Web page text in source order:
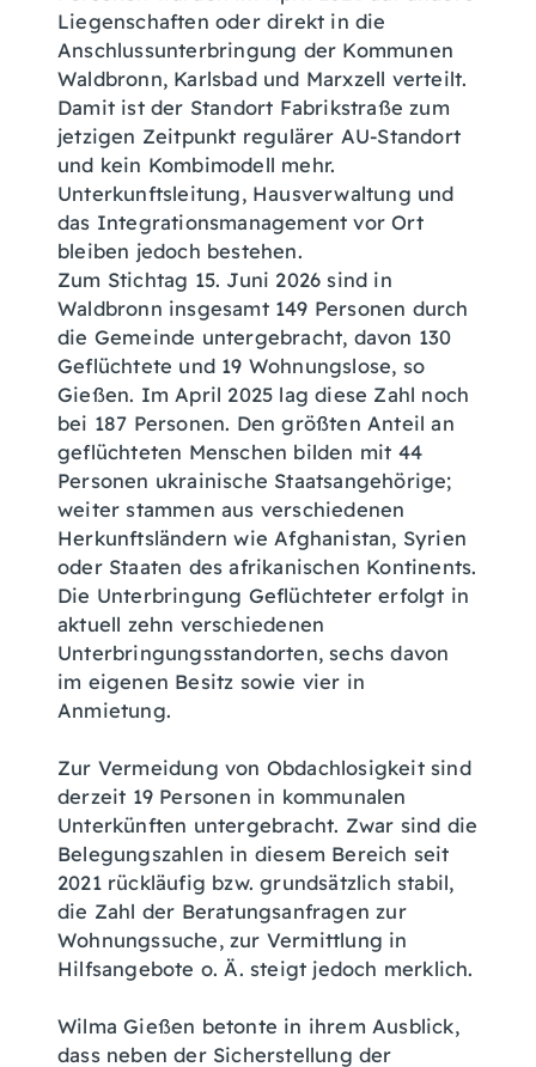
Liegenschaften oder direkt in die
Anschlussunterbringung der Kommunen
Waldbronn, Karlsbad und Marxzell verteilt.
Damit ist der Standort Fabrikstraße zum
jetzigen Zeitpunkt regulärer AU-Standort
und kein Kombimodell mehr.
Unterkunftsleitung, Hausverwaltung und
das Integrationsmanagement vor Ort
bleiben jedoch bestehen.
Zum Stichtag 15. Juni 2026 sind in
Waldbronn insgesamt 149 Personen durch
die Gemeinde untergebracht, davon 130
Geflüchtete und 19 Wohnungslose, so
Gießen. Im April 2025 lag diese Zahl noch
bei 187 Personen. Den größten Anteil an
geflüchteten Menschen bilden mit 44
Personen ukrainische Staatsangehörige;
weiter stammen aus verschiedenen
Herkunftsländern wie Afghanistan, Syrien
oder Staaten des afrikanischen Kontinents.
Die Unterbringung Geflüchteter erfolgt in
aktuell zehn verschiedenen
Unterbringungsstandorten, sechs davon
im eigenen Besitz sowie vier in
Anmietung.
Zur Vermeidung von Obdachlosigkeit sind
derzeit 19 Personen in kommunalen
Unterkünften untergebracht. Zwar sind die
Belegungszahlen in diesem Bereich seit
2021 rückläufig bzw. grundsätzlich stabil,
die Zahl der Beratungsanfragen zur
Wohnungssuche, zur Vermittlung in
Hilfsangebote o. Ä. steigt jedoch merklich.
Wilma Gießen betonte in ihrem Ausblick,
dass neben der Sicherstellung der